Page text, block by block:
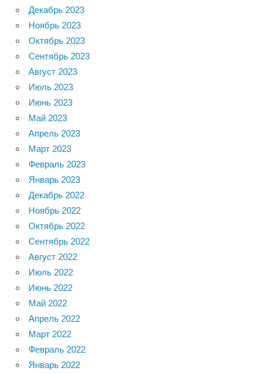
Декабрь 2023
Ноябрь 2023
Октябрь 2023
Сентябрь 2023
Август 2023
Июль 2023
Июнь 2023
Май 2023
Апрель 2023
Март 2023
Февраль 2023
Январь 2023
Декабрь 2022
Ноябрь 2022
Октябрь 2022
Сентябрь 2022
Август 2022
Июль 2022
Июнь 2022
Май 2022
Апрель 2022
Март 2022
Февраль 2022
Январь 2022